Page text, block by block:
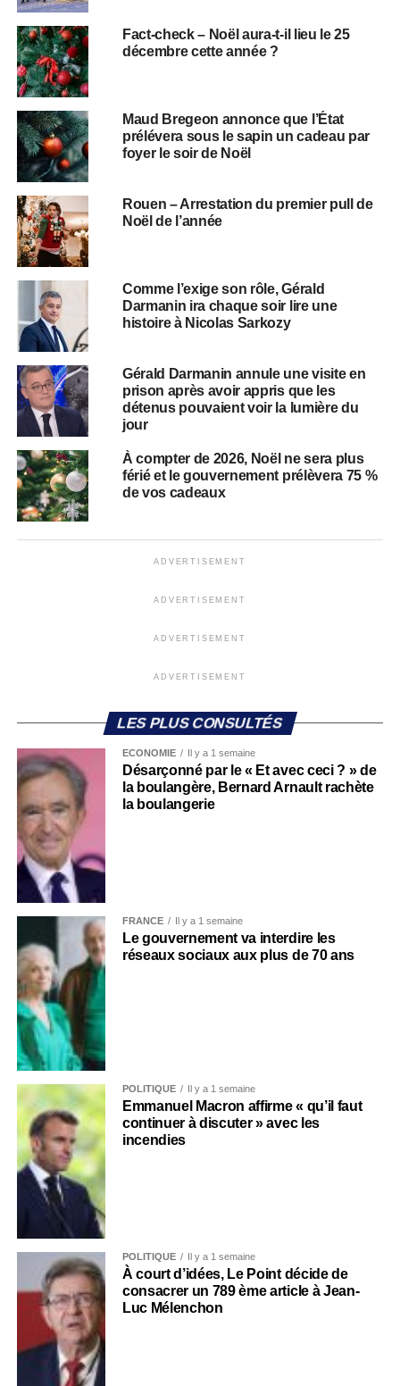
Fact-check – Noël aura-t-il lieu le 25
décembre cette année ?
Maud Bregeon annonce que l’État
prélévera sous le sapin un cadeau par
foyer le soir de Noël
Rouen – Arrestation du premier pull de
Noël de l’année
Comme l’exige son rôle, Gérald
Darmanin ira chaque soir lire une
histoire à Nicolas Sarkozy
Gérald Darmanin annule une visite en
prison après avoir appris que les
détenus pouvaient voir la lumière du
jour
À compter de 2026, Noël ne sera plus
férié et le gouvernement prélèvera 75 %
de vos cadeaux
ADVERTISEMENT
ADVERTISEMENT
ADVERTISEMENT
ADVERTISEMENT
LES PLUS CONSULTÉS
ECONOMIE Il y a 1 semaine
Désarçonné par le « Et avec ceci ? » de
la boulangère, Bernard Arnault rachète
la boulangerie
FRANCE Il y a 1 semaine
Le gouvernement va interdire les
réseaux sociaux aux plus de 70 ans
POLITIQUE Il y a 1 semaine
Emmanuel Macron affirme « qu’il faut
continuer à discuter » avec les
incendies
POLITIQUE Il y a 1 semaine
À court d’idées, Le Point décide de
consacrer un 789 ème article à Jean-
Luc Mélenchon